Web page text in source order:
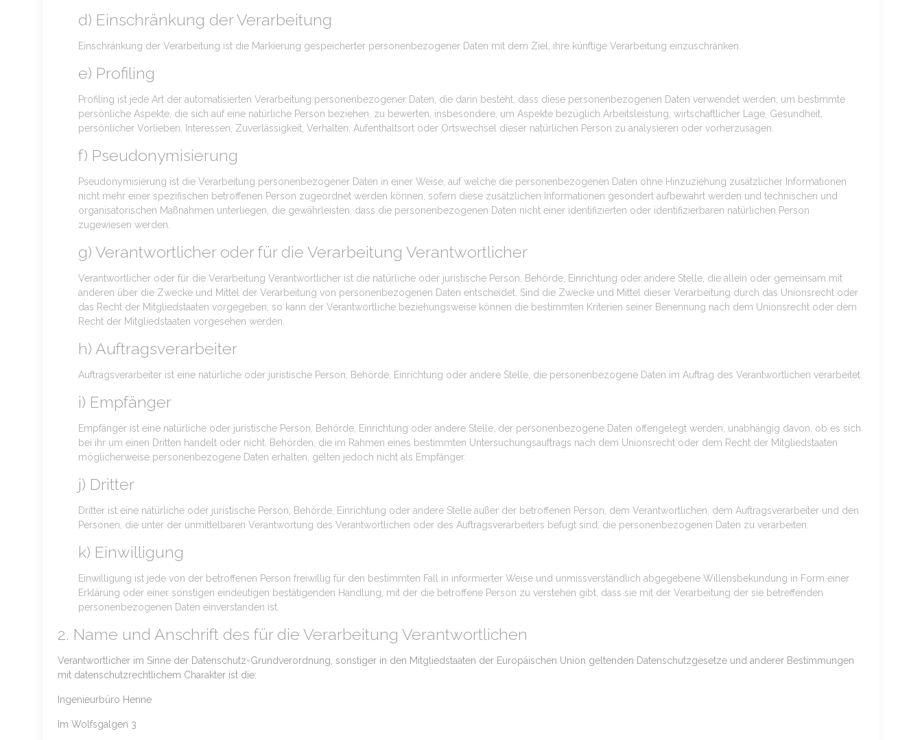
d) Einschränkung der Verarbeitung
Einschränkung der Verarbeitung ist die Markierung gespeicherter personenbezogener Daten mit dem Ziel, ihre künftige Verarbeitung einzuschränken.
e) Profiling
Profiling ist jede Art der automatisierten Verarbeitung personenbezogener Daten, die darin besteht, dass diese personenbezogenen Daten verwendet werden, um bestimmte
persönliche Aspekte, die sich auf eine natürliche Person beziehen, zu bewerten, insbesondere, um Aspekte bezüglich Arbeitsleistung, wirtschaftlicher Lage, Gesundheit,
persönlicher Vorlieben, Interessen, Zuverlässigkeit, Verhalten, Aufenthaltsort oder Ortswechsel dieser natürlichen Person zu analysieren oder vorherzusagen.
f) Pseudonymisierung
Pseudonymisierung ist die Verarbeitung personenbezogener Daten in einer Weise, auf welche die personenbezogenen Daten ohne Hinzuziehung zusätzlicher Informationen
nicht mehr einer spezifischen betroffenen Person zugeordnet werden können, sofern diese zusätzlichen Informationen gesondert aufbewahrt werden und technischen und
organisatorischen Maßnahmen unterliegen, die gewährleisten, dass die personenbezogenen Daten nicht einer identifizierten oder identifizierbaren natürlichen Person
zugewiesen werden.
g) Verantwortlicher oder für die Verarbeitung Verantwortlicher
Verantwortlicher oder für die Verarbeitung Verantwortlicher ist die natürliche oder juristische Person, Behörde, Einrichtung oder andere Stelle, die allein oder gemeinsam mit
anderen über die Zwecke und Mittel der Verarbeitung von personenbezogenen Daten entscheidet. Sind die Zwecke und Mittel dieser Verarbeitung durch das Unionsrecht oder
das Recht der Mitgliedstaaten vorgegeben, so kann der Verantwortliche beziehungsweise können die bestimmten Kriterien seiner Benennung nach dem Unionsrecht oder dem
Recht der Mitgliedstaaten vorgesehen werden.
h) Auftragsverarbeiter
Auftragsverarbeiter ist eine natürliche oder juristische Person, Behörde, Einrichtung oder andere Stelle, die personenbezogene Daten im Auftrag des Verantwortlichen verarbeitet.
i) Empfänger
Empfänger ist eine natürliche oder juristische Person, Behörde, Einrichtung oder andere Stelle, der personenbezogene Daten offengelegt werden, unabhängig davon, ob es sich
bei ihr um einen Dritten handelt oder nicht. Behörden, die im Rahmen eines bestimmten Untersuchungsauftrags nach dem Unionsrecht oder dem Recht der Mitgliedstaaten
möglicherweise personenbezogene Daten erhalten, gelten jedoch nicht als Empfänger.
j) Dritter
Dritter ist eine natürliche oder juristische Person, Behörde, Einrichtung oder andere Stelle außer der betroffenen Person, dem Verantwortlichen, dem Auftragsverarbeiter und den
Personen, die unter der unmittelbaren Verantwortung des Verantwortlichen oder des Auftragsverarbeiters befugt sind, die personenbezogenen Daten zu verarbeiten.
k) Einwilligung
Einwilligung ist jede von der betroffenen Person freiwillig für den bestimmten Fall in informierter Weise und unmissverständlich abgegebene Willensbekundung in Form einer
Erklärung oder einer sonstigen eindeutigen bestätigenden Handlung, mit der die betroffene Person zu verstehen gibt, dass sie mit der Verarbeitung der sie betreffenden
personenbezogenen Daten einverstanden ist.
2. Name und Anschrift des für die Verarbeitung Verantwortlichen
Verantwortlicher im Sinne der Datenschutz-Grundverordnung, sonstiger in den Mitgliedstaaten der Europäischen Union geltenden Datenschutzgesetze und anderer Bestimmungen
mit datenschutzrechtlichem Charakter ist die:
Ingenieurbüro Henne
Im Wolfsgalgen 3